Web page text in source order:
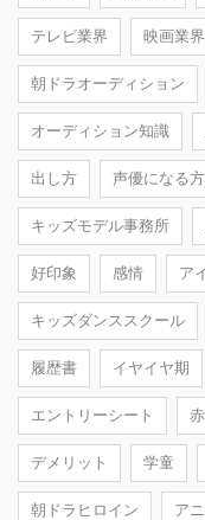
テレビ業界 映画業界
朝ドラオーディション
オーディション知識
出し方 声優になる
キッズモデル事務所
好印象 感情 ア
キッズダンススクール
履歴書 イヤイヤ期
エントリーシート
デメリット 学童
朝ドラヒロイン ア